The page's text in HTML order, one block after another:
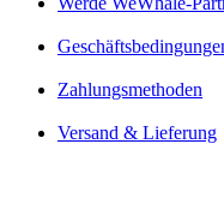
Zahlungsmethoden
Versand & Lieferung